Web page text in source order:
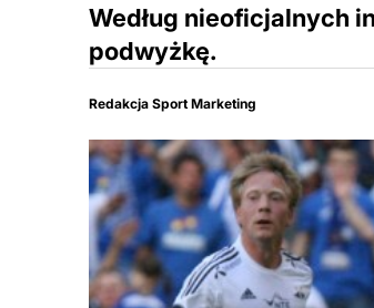
Według nieoficjalnych
podwyżkę.
Redakcja Sport Marketing